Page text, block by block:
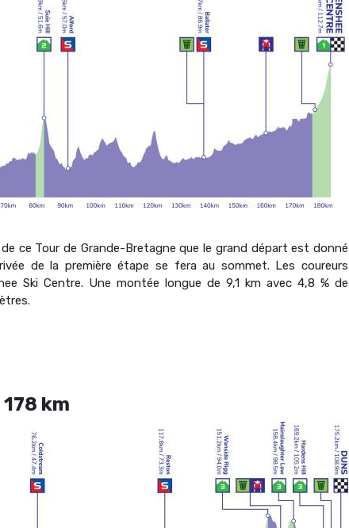
ce Tour de Grande-Bretagne que le grand départ est donné
de la première étape se fera au sommet. Les coureurs
Ski Centre. Une montée longue de 9,1 km avec 4,8 % de
km